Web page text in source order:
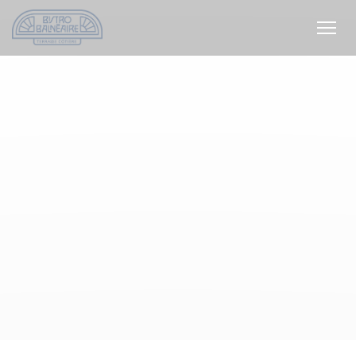
Personnalisation de vos choix en matière de cookies